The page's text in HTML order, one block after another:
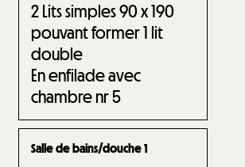
2Lits simples 90 x 190
pouvant former 1 lit
double
En enfilade avec
chambre nr5
Salle de bains/douche 1